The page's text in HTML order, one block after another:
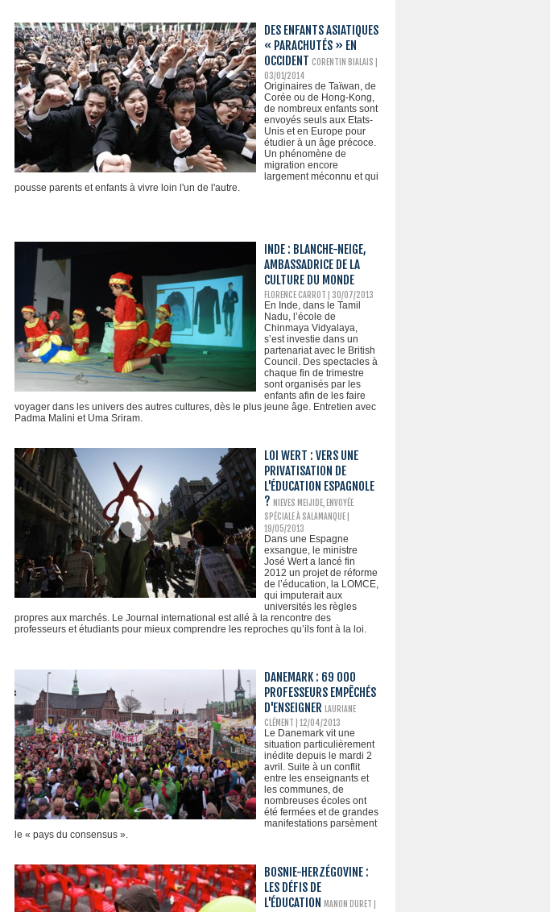
DES ENFANTS ASIATIQUES
« PARACHUTÉS » EN
OCCIDENT CORENTIN BIALAIS |
03/01/2014
Originaires de Taïwan, de
Corée ou de Hong-Kong,
de nombreux enfants sont
envoyés seuls aux Etats-
Unis et en Europe pour
étudier à un âge précoce.
Un phénomène de
migration encore
largement méconnu et qui
pousse parents et enfants à vivre loin l'un de l'autre.
INDE : BLANCHE-NEIGE,
AMBASSADRICE DE LA
CULTURE DU MONDE
FLORENCE CARROT | 30/07/2013
En Inde, dans le Tamil
Nadu, l’école de
Chinmaya Vidyalaya,
s’est investie dans un
partenariat avec le British
Council. Des spectacles à
chaque fin de trimestre
sont organisés par les
enfants afin de les faire
voyager dans les univers des autres cultures, dès le plus jeune âge. Entretien avec
Padma Malini et Uma Sriram.
LOI WERT : VERS UNE
PRIVATISATION DE
L'ÉDUCATION ESPAGNOLE
? NIEVES MEIJIDE, ENVOYÉE
SPÉCIALE À SALAMANQUE |
19/05/2013
Dans une Espagne
exsangue, le ministre
José Wert a lancé fin
2012 un projet de réforme
de l’éducation, la LOMCE,
qui imputerait aux
universités les règles
propres aux marchés. Le Journal international est allé à la rencontre des
professeurs et étudiants pour mieux comprendre les reproches qu’ils font à la loi.
DANEMARK : 69 000
PROFESSEURS EMPÊCHÉS
D'ENSEIGNER
LAURIANE
CLÉMENT | 12/04/2013
Le Danemark vit une
situation particulièrement
inédite depuis le mardi 2
avril. Suite à un conflit
entre les enseignants et
les communes, de
nombreuses écoles ont
été fermées et de grandes
manifestations parsèment
le « pays du consensus ».
BOSNIE-HERZÉGOVINE :
LES DÉFIS DE
L'ÉDUCATION MANON DURET